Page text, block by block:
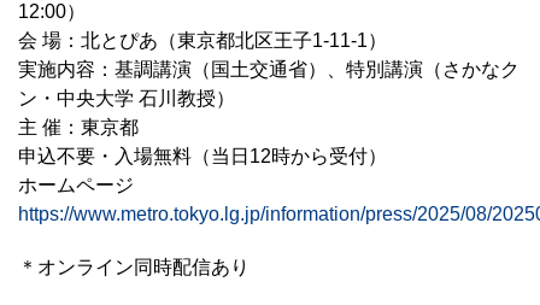
12:00）
会 場：北とぴあ（東京都北区王子1-11-1）
実施内容：基調講演（国土交通省）、特別講演（さかなク
ン・中央大学 石川教授）
主 催：東京都
申込不要・入場無料（当日12時から受付）
ホームページ
https://www.metro.tokyo.lg.jp/information/press/2025/08/
＊オンライン同時配信あり